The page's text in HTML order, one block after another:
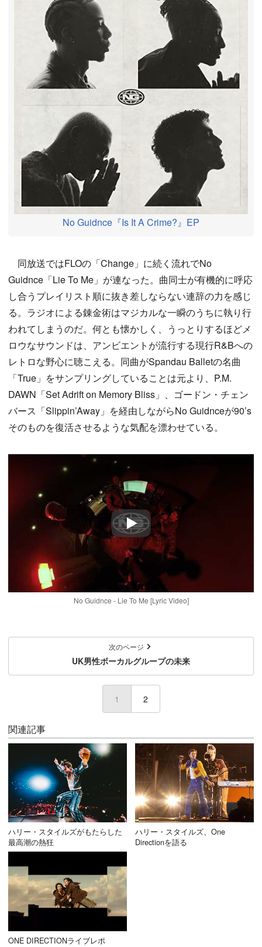
No Guidnce『Is It A Crime?』EP
同放送ではFLOの「Change」に続く流れでNo
Guidnce「Lie To Me」が連なった。曲同士が有機的に呼応
し合うプレイリスト順に抜き差しならない連辞の力を感じ
る。ラジオによる錬金術はマジカルな一瞬のうちに執り行
われてしまうのだ。何とも懐かしく、うっとりするほどメ
ロウなサウンドは、アンビエントが流行する現行R&Bへの
レトロな野心に聴こえる。同曲がSpandau Balletの名曲
「True」をサンプリングしていることは元より、P.M.
DAWN「Set Adrift on Memory Bliss」、ゴードン・チェン
バース「Slippin’Away」を経由しながらNo Guidnceが90’s
そのものを復活させるような気配を漂わせている。
Play
No Guidnce - Lie To Me [Lyric Video]
次のページ
UK男性ボーカルグループの未来
1 (current)
2
関連記事
ハリー・スタイルズがもたらした
最高潮の熱狂
ハリー・スタイルズ、One
Directionを語る
ONE DIRECTIONライブレポ